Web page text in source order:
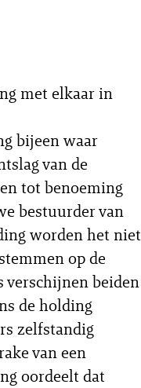
met elkaar in
bijeen waar
van de
tot benoeming
bestuurder van
worden het niet
op de
verschijnen beiden
de holding
zelfstandig
van een
oordeelt dat